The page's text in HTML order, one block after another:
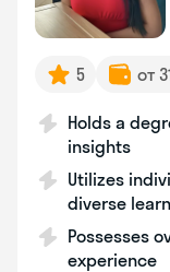
5 от
Holds a
insights
Utilizes
diverse
Possesses
experience